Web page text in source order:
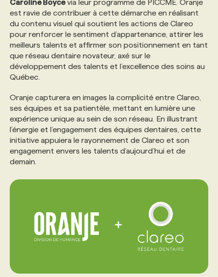
ANNONCEZ AVEC NOUS
Caroline Boycevia leur programme de PICCME. Oranje
est ravie de contribuer à cette démarche en réalisant
du contenu visuel qui soutient les actions de Clareo
pour renforcer le sentiment d’appartenance, attirer les
meilleurs talents et affirmer son positionnement en tant
que réseau dentaire novateur, axé sur le
développement des talents et l’excellence des soins au
Québec.
Oranje capturera en images la complicité entre Clareo,
ses équipes et sa patientèle, mettant en lumière une
expérience unique au sein de son réseau. En illustrant
l’énergie et l’engagement des équipes dentaires, cette
initiative appuiera le rayonnement de Clareo et son
engagement envers les talents d’aujourd’hui et de
demain.